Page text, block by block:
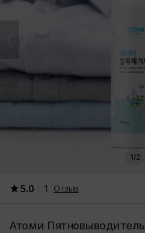
1/2
5.0 1 Отзыв
Атоми Пятновыводитель